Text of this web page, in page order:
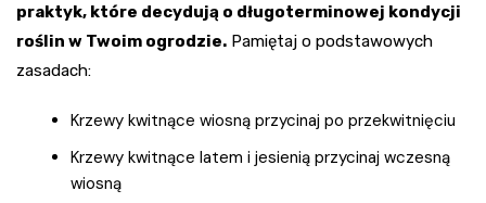
praktyk, które decydują o długoterminowej kondycji
roślin w Twoim ogrodzie. Pamiętaj o podstawowych
zasadach:
Krzewy kwitnące wiosną przycinaj po przekwitnięciu
Krzewy kwitnące latem i jesienią przycinaj wczesną
wiosną